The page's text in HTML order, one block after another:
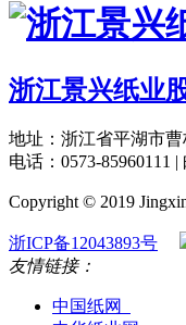
浙江景兴纸业
地址：浙江省平湖市曹
电话：0573-85960111
Copyright © 2019
浙ICP备12043893号
友情链接：
中国纸网